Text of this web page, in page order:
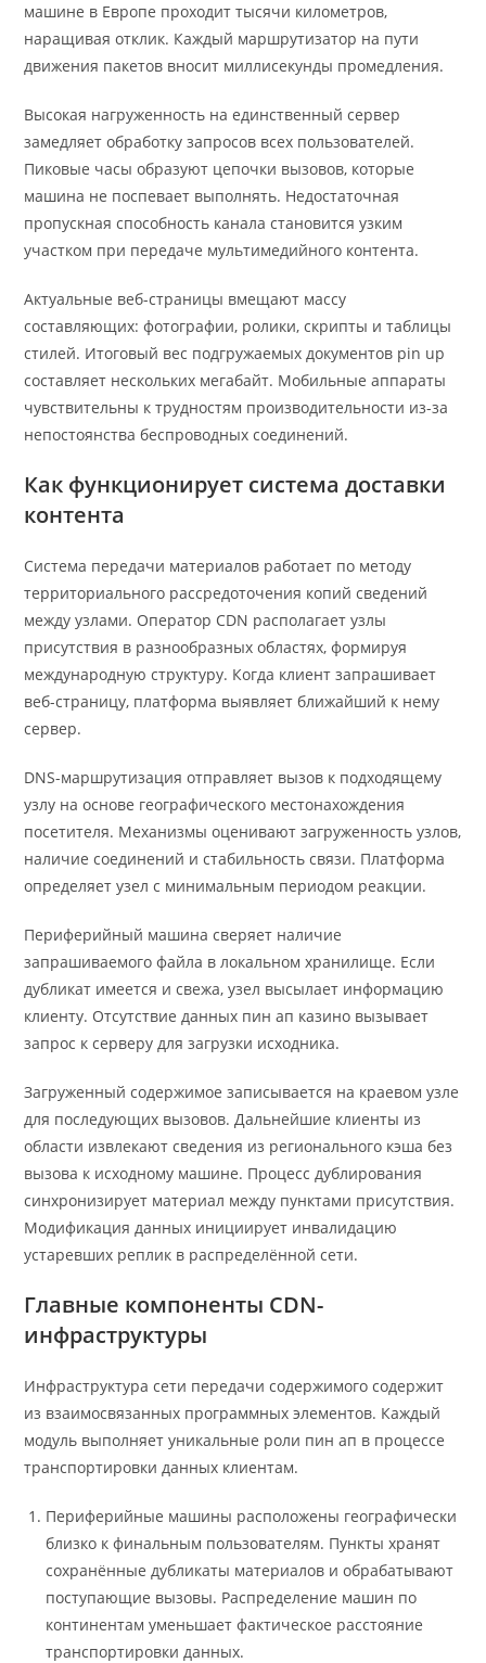
машине в Европе проходит тысячи километров,
наращивая отклик. Каждый маршрутизатор на пути
движения пакетов вносит миллисекунды промедления.
Высокая нагруженность на единственный сервер
замедляет обработку запросов всех пользователей.
Пиковые часы образуют цепочки вызовов, которые
машина не поспевает выполнять. Недостаточная
пропускная способность канала становится узким
участком при передаче мультимедийного контента.
Актуальные веб-страницы вмещают массу
составляющих: фотографии, ролики, скрипты и таблицы
стилей. Итоговый вес подгружаемых документов pin up
составляет нескольких мегабайт. Мобильные аппараты
чувствительны к трудностям производительности из-за
непостоянства беспроводных соединений.
Как функционирует система доставки
контента
Система передачи материалов работает по методу
территориального рассредоточения копий сведений
между узлами. Оператор CDN располагает узлы
присутствия в разнообразных областях, формируя
международную структуру. Когда клиент запрашивает
веб-страницу, платформа выявляет ближайший к нему
сервер.
DNS-маршрутизация отправляет вызов к подходящему
узлу на основе географического местонахождения
посетителя. Механизмы оценивают загруженность узлов,
наличие соединений и стабильность связи. Платформа
определяет узел с минимальным периодом реакции.
Периферийный машина сверяет наличие
запрашиваемого файла в локальном хранилище. Если
дубликат имеется и свежа, узел высылает информацию
клиенту. Отсутствие данных пин ап казино вызывает
запрос к серверу для загрузки исходника.
Загруженный содержимое записывается на краевом узле
для последующих вызовов. Дальнейшие клиенты из
области извлекают сведения из регионального кэша без
вызова к исходному машине. Процесс дублирования
синхронизирует материал между пунктами присутствия.
Модификация данных инициирует инвалидацию
устаревших реплик в распределённой сети.
Главные компоненты CDN-
инфраструктуры
Инфраструктура сети передачи содержимого содержит
из взаимосвязанных программных элементов. Каждый
модуль выполняет уникальные роли пин ап в процессе
транспортировки данных клиентам.
Периферийные машины расположены географически
близко к финальным пользователям. Пункты хранят
сохранённые дубликаты материалов и обрабатывают
поступающие вызовы. Распределение машин по
континентам уменьшает фактическое расстояние
транспортировки данных.